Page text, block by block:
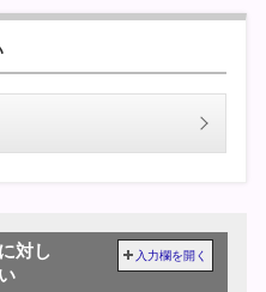
対し
入力欄を開く